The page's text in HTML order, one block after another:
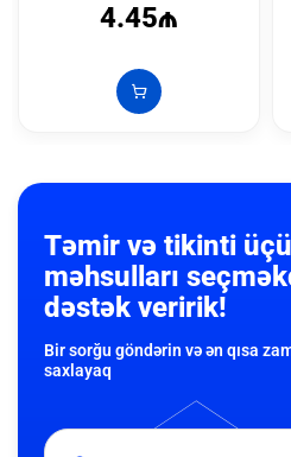
4.45₼
Təmir və tikinti
məhsulları
dəstək veririk!
Bir sorğu göndərin və ən qısa
saxlayaq